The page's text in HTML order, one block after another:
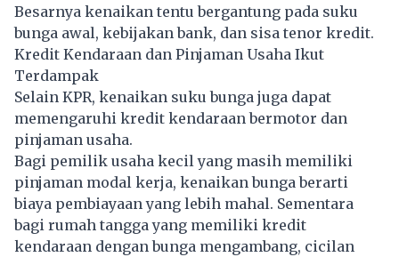
Besarnya kenaikan tentu bergantung pada suku
bunga awal, kebijakan bank, dan sisa tenor kredit.
Kredit Kendaraan dan Pinjaman Usaha Ikut
Terdampak
Selain KPR, kenaikan suku bunga juga dapat
memengaruhi kredit kendaraan bermotor dan
pinjaman usaha.
Bagi pemilik usaha kecil yang masih memiliki
pinjaman modal kerja, kenaikan bunga berarti
biaya pembiayaan yang lebih mahal. Sementara
bagi rumah tangga yang memiliki kredit
kendaraan dengan bunga mengambang, cicilan